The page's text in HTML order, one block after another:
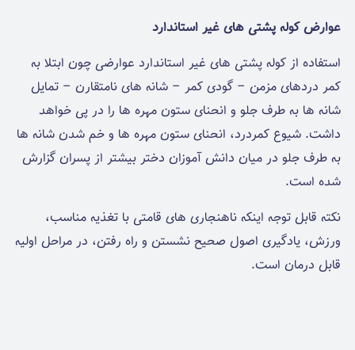
عوارض کوله پشتی های غیر استاندارد
استفاده از کوله پشتی های غیر استاندارد عوارضی چون ابتلا به
کمر دردهای مزمن – گودی کمر – شانه های نامتقارن – تمایل
شانه ها به طرف جلو و انحنای ستون مهره ها را در پی خواهد
داشت. شیوع کمردرد، انحنای ستون مهره ها و خم شدن شانه ها
به طرف جلو در میان دانش آموزان دختر بیشتر از پسران گزارش
شده است.
نکته قابل توجه اینکه ناهنجاری های قامتی با تغذیه مناسب،
ورزش، یادگیری اصول صحیح نشستن و راه رفتن، در مراحل اولیه
قابل درمان است.